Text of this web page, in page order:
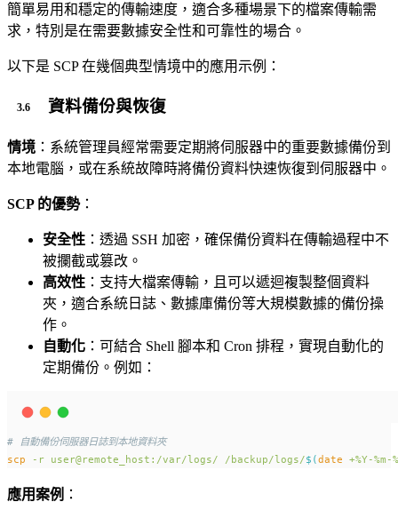
簡單易用和穩定的傳輸速度，適合多種場景下的檔案傳輸需
求，特別是在需要數據安全性和可靠性的場合。
以下是 SCP 在幾個典型情境中的應用示例：
資料備份與恢復
情境 ：系統管理員經常需要定期將伺服器中的重要數據備份到
本地電腦，或在系統故障時將備份資料快速恢復到伺服器中。
SCP 的優勢：
安全性 ：透過 SSH 加密，確保備份資料在傳輸過程中不
被攔截或篡改。
高效性 ：支持大檔案傳輸，且可以遞迴複製整個資料
夾，適合系統日誌、數據庫備份等大規模數據的備份操
作。
自動化 ：可結合 Shell 腳本和 Cron 排程，實現自動化的
定期備份。例如：
# 自動備份伺服器日誌到本地資料夾
scp
-r user@remote_host:/var/logs/ /backup/logs/$(date +%Y-%m-
應用案例 ：